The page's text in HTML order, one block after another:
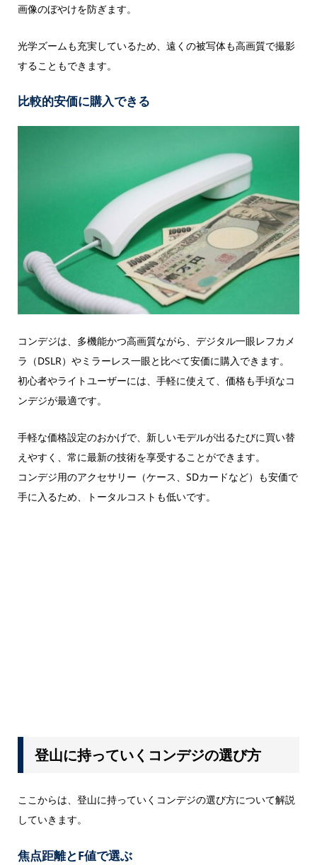
画像のぼやけを防ぎます。
光学ズームも充実しているため、遠くの被写体も高画質で撮影
することもできます。
比較的安価に購入できる
コンデジは、多機能かつ高画質ながら、デジタル一眼レフカメ
ラ（DSLR）やミラーレス一眼と比べて安価に購入できます。
初心者やライトユーザーには、手軽に使えて、価格も手頃なコ
ンデジが最適です。
手軽な価格設定のおかげで、新しいモデルが出るたびに買い替
えやすく、常に最新の技術を享受することができます。
コンデジ用のアクセサリー（ケース、SDカードなど）も安価で
手に入るため、トータルコストも低いです。
登山に持っていくコンデジの選び方
ここからは、登山に持っていくコンデジの選び方について解説
していきます。
焦点距離とF値で選ぶ